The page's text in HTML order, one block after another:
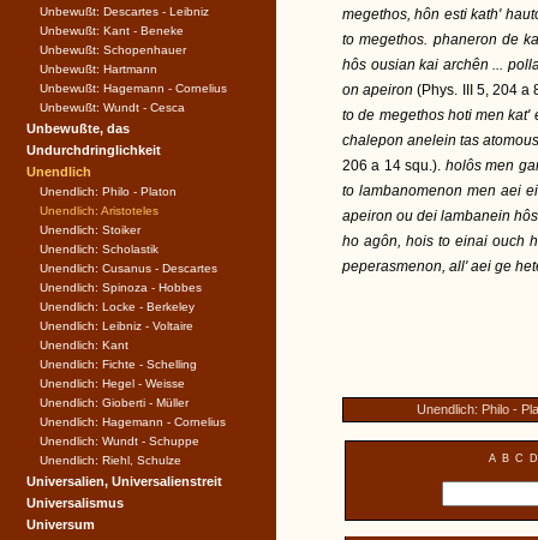
megethos, hôn esti kath'
to megethos. phaneron de
hôs ousian kai archên ...
on apeiron(Phys. III 5, 204 a
to de megethos hoti men
chalepon anelein tas
206 a 14 squ.). holôs men
to lambanomenon men aei
apeiron ou dei lambanein
ho agôn, hois to einai ouch
peperasmenon, all' aei ge
Unendlich: Philo -
A B C D
Unbewußt: Descartes - Leibniz
Unbewußt: Kant - Beneke
Unbewußt: Schopenhauer
Unbewußt: Hartmann
Unbewußt: Hagemann - Cornelius
Unbewußt: Wundt - Cesca
Unbewußte, das
Undurchdringlichkeit
Unendlich
Unendlich: Philo - Platon
Unendlich: Aristoteles
Unendlich: Stoiker
Unendlich: Scholastik
Unendlich: Cusanus - Descartes
Unendlich: Spinoza - Hobbes
Unendlich: Locke - Berkeley
Unendlich: Leibniz - Voltaire
Unendlich: Kant
Unendlich: Fichte - Schelling
Unendlich: Hegel - Weisse
Unendlich: Gioberti - Müller
Unendlich: Hagemann - Cornelius
Unendlich: Wundt - Schuppe
Unendlich: Riehl, Schulze
Universalien, Universalienstreit
Universalismus
Universum